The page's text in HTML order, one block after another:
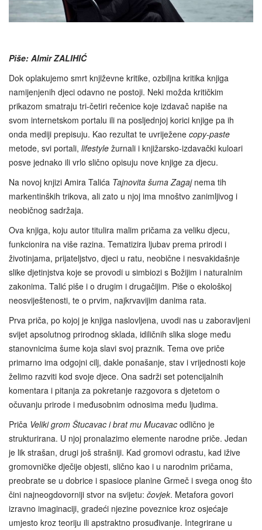
Piše: Almir ZALIHIĆ
Dok oplakujemo smrt književne kritike, ozbiljna kritika knjiga
namijenjenih djeci odavno ne postoji. Neki možda kritičkim
prikazom smatraju tri-četiri rečenice koje izdavač napiše na
svom internetskom portalu ili na posljednjoj korici knjige pa ih
onda mediji prepisuju. Kao rezultat te uvriježene copy-paste
metode, svi portali, lifestyle žurnali i knjižarsko-izdavački kuloari
posve jednako ili vrlo slično opisuju nove knjige za djecu.
Na novoj knjizi Amira Talića Tajnovita šuma Zagajnema tih
markentinških trikova, ali zato u njoj ima mnoštvo zanimljivog i
neobičnog sadržaja.
Ova knjiga, koju autor titulira malim pričama za veliku djecu,
funkcionira na više razina. Tematizira ljubav prema prirodi i
životinjama, prijateljstvo, djeci u ratu, neobične i nesvakidašnje
slike djetinjstva koje se provodi u simbiozi s Božijim i naturalnim
zakonima. Talić piše i o drugim i drugačijim. Piše o ekološkoj
neosviještenosti, te o prvim, najkrvavijim danima rata.
Prva priča, po kojoj je knjiga naslovljena, uvodi nas u zaboravljeni
svijet apsolutnog prirodnog sklada, idiličnih slika sloge među
stanovnicima šume koja slavi svoj praznik. Tema ove priče
primarno ima odgojni cilj, dakle ponašanje, stav i vrijednosti koje
želimo razviti kod svoje djece. Ona sadrži set potencijalnih
komentara i pitanja za pokretanje razgovora s djetetom o
očuvanju prirode i međusobnim odnosima među ljudima.
Priča Veliki grom Štucavac i brat mu Mucavac odlično je
strukturirana. U njoj pronalazimo elemente narodne priče. Jedan
je lik strašan, drugi još strašniji. Kad gromovi odrastu, kad ižive
gromovničke dječije objesti, slično kao i u narodnim pričama,
preobrate se u dobrice i spasioce planine Grmeč i svega onog što
čini najneogdovorniji stvor na svijetu: čovjek. Metafora govori
izravno imaginaciji, gradeći njezine poveznice kroz osjećaje
umjesto kroz teoriju ili apstraktno prosuđivanje. Integrirane u